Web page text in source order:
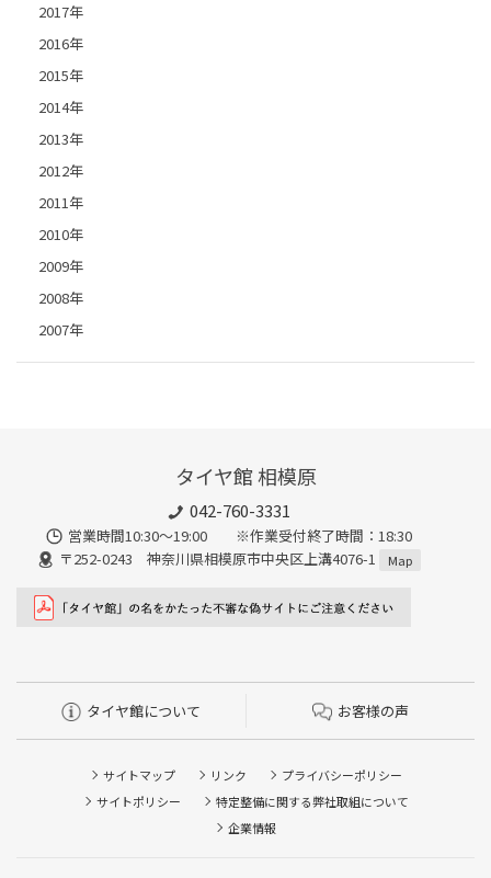
2017年
2016年
2015年
2014年
2013年
2012年
2011年
2010年
2009年
2008年
2007年
タイヤ館 相模原
042-760-3331
営業時間10:30～19:00 ※作業受付終了時間：18:30
〒252-0243 神奈川県相模原市中央区上溝4076-1
Map
タイヤ館について お客様の声
サイトマップ リンク
プライバシーポリシー
サイトポリシー
特定整備に関する弊社取組について
企業情報